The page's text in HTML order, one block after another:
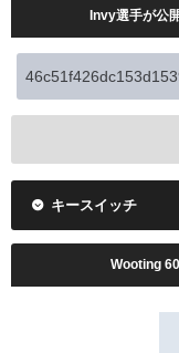
Amazonで検
VCT
Invy選手が公
VCT
キースイッチ
Wooting